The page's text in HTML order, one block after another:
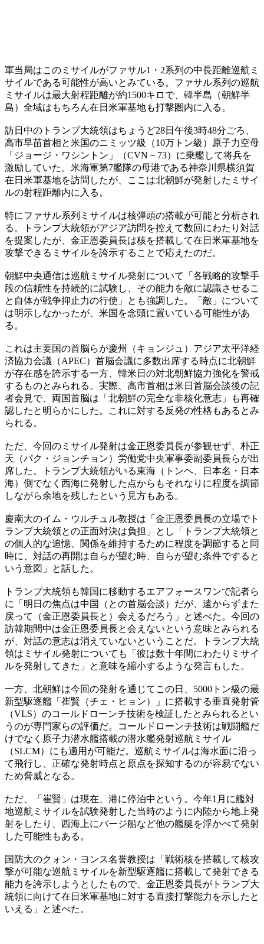
軍当局はこのミサイルがファサル1・2系列の中長距離巡航ミ
サイルである可能性が高いとみている。ファサル系列の巡航
ミサイルは最大射程距離が約1500キロで、韓半島（朝鮮半
島）全域はもちろん在日米軍基地も打撃圏内に入る。
訪日中のトランプ大統領はちょうど28日午後3時48分ごろ、
高市早苗首相と米国のニミッツ級（10万トン級）原子力空母
「ジョージ・ワシントン」（CVN－73）に乗艦して将兵を
激励していた。米海軍第7艦隊の母港である神奈川県横須賀
在日米軍基地を訪問したが、ここは北朝鮮が発射したミサイ
ルの射程距離内に入る。
特にファサル系列ミサイルは核弾頭の搭載が可能と分析され
る。トランプ大統領がアジア訪問を控えて数回にわたり対話
を提案したが、金正恩委員長は核を搭載して在日米軍基地を
攻撃できるミサイルを誇示することで応えたのだ。
朝鮮中央通信は巡航ミサイル発射について「各戦略的攻撃手
段の信頼性を持続的に試験し、その能力を敵に認識させるこ
と自体が戦争抑止力の行使」とも強調した。「敵」について
は明示しなかったが、米国を念頭に置いている可能性があ
る。
これは主要国の首脳らが慶州（キョンジュ）アジア太平洋経
済協力会議（APEC）首脳会議に多数出席する時点に北朝鮮
が存在感を誇示する一方、韓米日の対北朝鮮協力強化を警戒
するものとみられる。実際、高市首相は米日首脳会談後の記
者会見で、両国首脳は「北朝鮮の完全な非核化意志」も再確
認したと明らかにした。これに対する反発の性格もあるとみ
られる。
ただ、今回のミサイル発射は金正恩委員長が参観せず、朴正
天（パク・ジョンチョン）労働党中央軍事委副委員長らが出
席した。トランプ大統領がいる東海（トンヘ、日本名・日本
海）側でなく西海に発射した点からもそれなりに程度を調節
しながら余地を残したという見方もある。
慶南大のイム・ウルチュル教授は「金正恩委員長の立場でト
ランプ大統領との正面対決は負担」とし「トランプ大統領と
の個人的な追憶、関係を維持するために程度を調節すると同
時に、対話の再開は自らが望む時、自らが望む条件ですると
いう意図」と話した。
トランプ大統領も韓国に移動するエアフォースワンで記者ら
に「明日の焦点は中国（との首脳会談）だが、遠からずまた
戻って（金正恩委員長と）会えるだろう」と述べた。今回の
訪韓期間中は金正恩委員長と会えないという意味とみられる
が、対話の意志は消えていないということだ。トランプ大統
領はミサイル発射についても「彼は数十年間にわたりミサイ
ルを発射してきた」と意味を縮小するような発言もした。
一方、北朝鮮は今回の発射を通じてこの日、5000トン級の最
新型駆逐艦「崔賢（チェ・ヒョン）」に搭載する垂直発射管
（VLS）のコールドローンチ技術を検証したとみられるとい
うのが専門家らの評価だ。コールドローンチ技術は戦闘艦だ
けでなく原子力潜水艦搭載の潜水艦発射巡航ミサイル
（SLCM）にも適用が可能だ。巡航ミサイルは海水面に沿っ
て飛行し、正確な発射時点と原点を探知するのが容易でない
ため脅威となる。
ただ、「崔賢」は現在、港に停泊中という。今年1月に艦対
地巡航ミサイルを試験発射した当時のように内陸から地上発
射をしたり、西海上にバージ船など他の艦艇を浮かべて発射
した可能性もある。
国防大のクォン・ヨンス名誉教授は「戦術核を搭載して核攻
撃が可能な巡航ミサイルを新型駆逐艦に搭載して発射できる
能力を誇示しようとしたもので、金正恩委員長がトランプ大
統領に向けて在日米軍基地に対する直接打撃能力を示したと
いえる」と述べた。